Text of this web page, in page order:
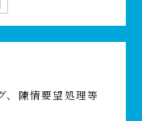
、陳情要望処理等